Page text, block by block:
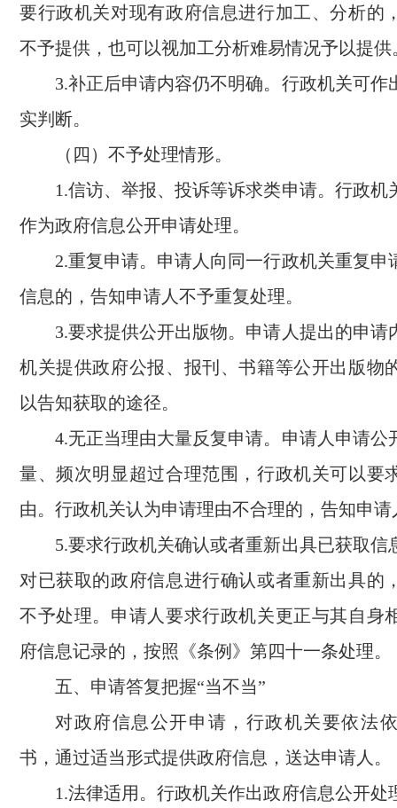
要行政机关对现有政府信息进行加工、分析的
不予提供，也可以视加工分析难易情况予以提供
3.补正后申请内容仍不明确。行政机关可作
实判断。
（四）不予处理情形。
1.信访、举报、投诉等诉求类申请。行政机
作为政府信息公开申请处理。
2.重复申请。申请人向同一行政机关重复申
信息的，告知申请人不予重复处理。
3.要求提供公开出版物。申请人提出的申请
机关提供政府公报、报刊、书籍等公开出版物
以告知获取的途径。
4.无正当理由大量反复申请。申请人申请公
量、频次明显超过合理范围，行政机关可以要
由。行政机关认为申请理由不合理的，告知申
5.要求行政机关确认或者重新出具已获取信
对已获取的政府信息进行确认或者重新出具的
不予处理。申请人要求行政机关更正与其自身
府信息记录的，按照《条例》第四十一条处理。
五、申请答复把握“当不当”
对政府信息公开申请，行政机关要依法
书，通过适当形式提供政府信息，送达申请人。
1.法律适用。行政机关作出政府信息公开处